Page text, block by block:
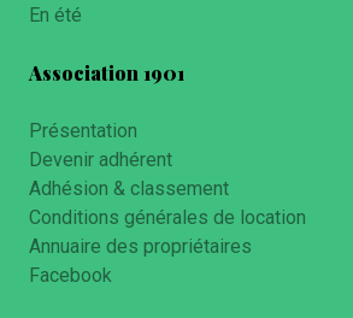
En été
Association 1901
Présentation
Devenir adhérent
Adhésion & classement
Conditions générales de location
Annuaire des propriétaires
Facebook